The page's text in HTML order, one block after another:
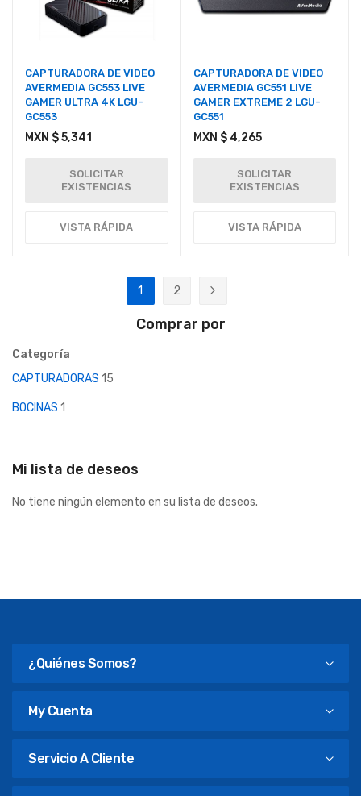
CAPTURADORA DE VIDEO
AVERMEDIA GC553 LIVE
GAMER ULTRA 4K LGU-
GC553
MXN $ 5,341
SOLICITAR
EXISTENCIAS
VISTA RÁPIDA
CAPTURADORA DE VIDEO
AVERMEDIA GC551 LIVE
GAMER EXTREME 2 LGU-
GC551
MXN $ 4,265
SOLICITAR
EXISTENCIAS
VISTA RÁPIDA
Página
Actualmente estás leyendo página
1
2
Comprar por
Categoría
CAPTURADORAS 15
BOCINAS 1
Mi lista de deseos
No tiene ningún elemento en su lista de deseos.
¿Quiénes Somos?
My Cuenta
Servicio A Cliente